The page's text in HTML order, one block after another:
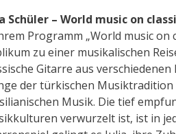
Schüler – World music on
Programm „World music on
zu einer musikalischen
Gitarre aus
der türkischen
Musik. Die tief
verwurzelt ist, ist in